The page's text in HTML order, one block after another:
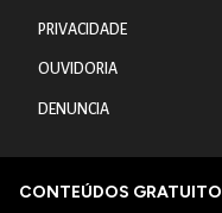
PRIVACIDADE
OUVIDORIA
DENUNCIA
CONTEÚDOS